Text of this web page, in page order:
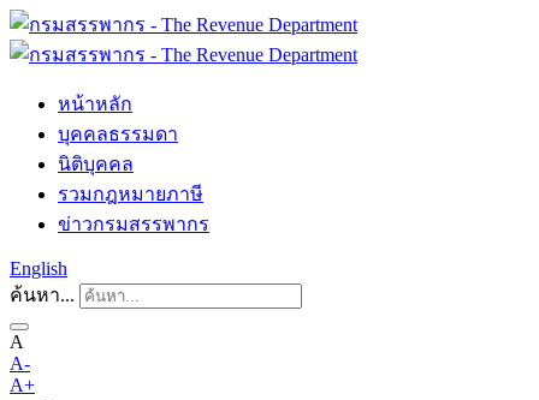
หน้าหลัก
บุคคลธรรมดา
นิติบุคคล
รวมกฎหมายภาษี
ข่าวกรมสรรพากร
English
ค้นหา...
A
A-
A+